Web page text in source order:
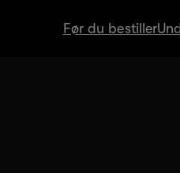
Før du bestiller